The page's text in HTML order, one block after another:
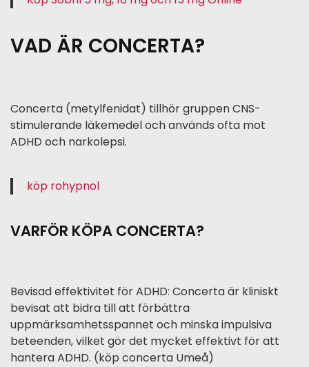
VAD ÄR CONCERTA?
Concerta (metylfenidat) tillhör gruppen CNS-
stimulerande läkemedel och används ofta mot
ADHD och narkolepsi.
köp rohypnol
VARFÖR KÖPA CONCERTA?
Bevisad effektivitet för ADHD: Concerta är kliniskt
bevisat att bidra till att förbättra
uppmärksamhetsspannet och minska impulsiva
beteenden, vilket gör det mycket effektivt för att
hantera ADHD. (köp concerta Umeå)